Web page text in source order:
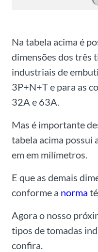
Na tabela acima é
dimensões dos três
industriais de
3P+N+T e para as
32A e 63A.
Mas é importante
tabela acima possui
em em milímetros.
E que as demais
conforme a norma
Agora o nosso
tipos de tomadas
confira.